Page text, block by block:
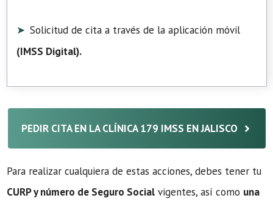
Solicitud de cita a través de la aplicación móvil
(IMSS Digital).
PEDIR CITA EN LA CLÍNICA 179 IMSS EN JALISCO
Para realizar cualquiera de estas acciones, debes tener tu
CURP y número de Seguro Social vigentes, así como una